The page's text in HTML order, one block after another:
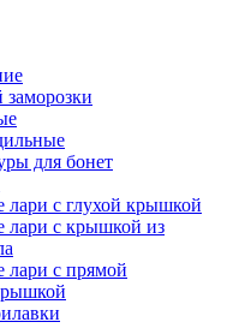
для бонет
с глухой крышкой
лари с крышкой из
лари с прямой